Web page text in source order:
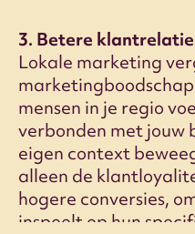
3. Betere
Lokale marketing
mensen in je regio
verbonden met jouw
eigen context
alleen de
hogere conversies,
inspeelt op hun